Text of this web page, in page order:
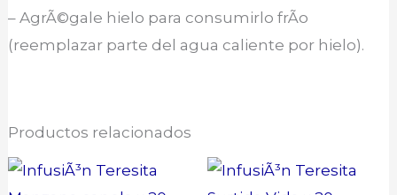
– AgrÃ©gale hielo para consumirlo frÃ­o
(reemplazar parte del agua caliente por hielo).
Productos relacionados